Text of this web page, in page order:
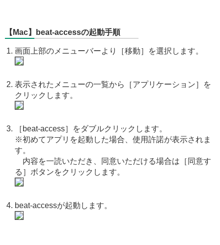
【Mac】beat-accessの起動手順
画面上部のメニューバーより［移動］を選択します。
表示されたメニューの一覧から［アプリケーション］を
クリックします。
［beat-access］をダブルクリックします。
※初めてアプリを起動した場合、使用許諾が表示されま
す。
内容を一読いただき、同意いただける場合は［同意す
る］ボタンをクリックします。
beat-accessが起動します。